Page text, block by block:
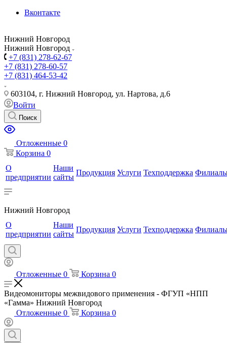
Вконтакте
Нижний Новгород
Нижний Новгород
+7 (831) 278-62-67
+7 (831) 278-60-57
+7 (831) 464-53-42
603104, г. Нижний Новгород, ул. Нартова, д.6
Войти
Поиск
Отложенные 0
Корзина 0
О
предприятии
Наши
сайты
Продукция Услуги Техподдержка
Нижний Новгород
О
предприятии
Наши
сайты
Продукция Услуги Техподдержка
Отложенные 0 Корзина 0
Видеомониторы межвидового применения - ФГУП «НПП
«Гамма» Нижний Новгород
Отложенные 0 Корзина 0